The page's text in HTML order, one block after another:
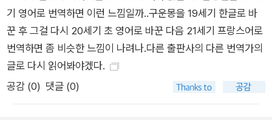
판하지만, 그 이면에는 사회의 인정을 받고 싶은 강렬한 욕망이
도사리고 있다. 서술기법 면에서도, 이 소설의 중심이 루시임에도
불구하고 그는 늘 한걸음 물러서서 자신을 주변적인 인물로 제시
한다. 그에게는 다른 인물들이 자신보다 더 뚜렷한 윤곽과 구체적
인 의미를 지니고 있으며 더 현실적으로 보인다. 직접 자신을 들
여다보기가 두려운 나머지 다른 여성 인물을 통해 자신의 현실을
기 영어로 번역하면 이런 느낌일까..구운몽을 19세기 한글로 바
꾼 후 그걸 다시 20세기 초 영어로 바꾼 다음 21세기 프랑스어로
번역하면 좀 비슷한 느낌이 나려나.다른 출판사의 다른 번역가의
글로 다시 읽어봐야겠다.
공감 (0) 댓글 (0)